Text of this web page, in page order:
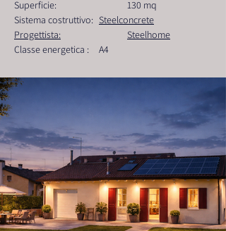
Superficie:  			130 mq
Steelconcrete
Progettista:			Steelhome
Classe energetica : 	A4